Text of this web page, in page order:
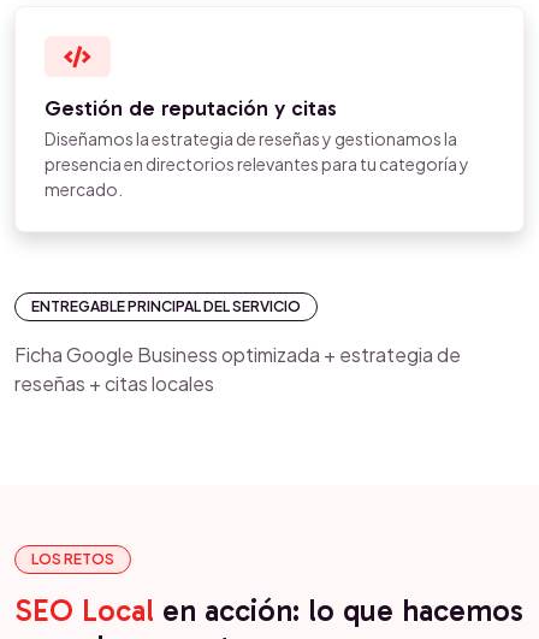
Gestión de reputación y citas
Diseñamos la estrategia de reseñas y gestionamos la
presencia en directorios relevantes para tu categoría y
mercado.
ENTREGABLE PRINCIPAL DEL SERVICIO
Ficha Google Business optimizada + estrategia de
reseñas + citas locales
LOS RETOS
SEO Local en acción: lo que hacemos